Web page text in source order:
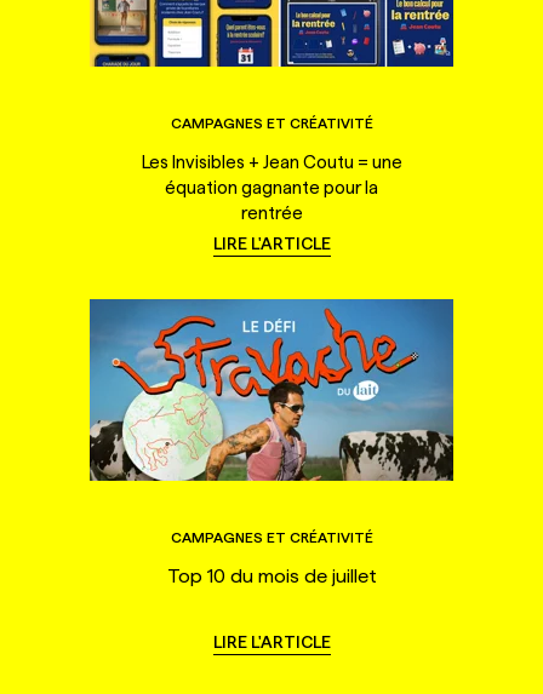
CAMPAGNES ET CRÉATIVITÉ
Les Invisibles + Jean Coutu = une
équation gagnante pour la
rentrée
LIRE L'ARTICLE
CAMPAGNES ET CRÉATIVITÉ
Top 10 du mois de juillet
LIRE L'ARTICLE